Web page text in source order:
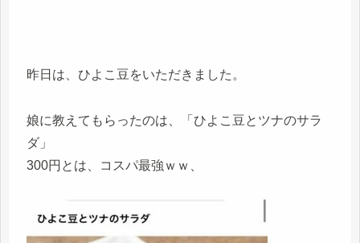
昨日は、ひよこ豆をいただきました。
娘に教えてもらったのは、「ひよこ豆とツナのサラ
ダ」
300円とは、コスパ最強ｗｗ、